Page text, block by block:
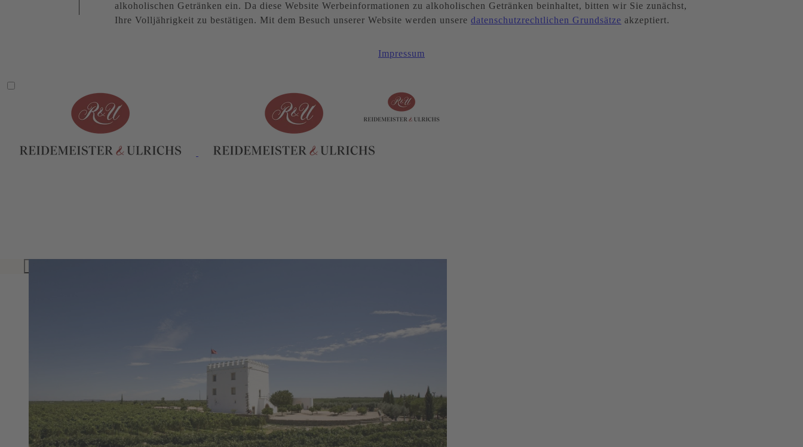
alkoholischen Getränken ein. Da diese Website Werbeinformationen zu alkoholischen Getränken beinhaltet, bitten wir Sie zunächst,
Ihre Volljährigkeit zu bestätigen. Mit dem Besuch unserer Website werden unsere datenschutzrechtlichen Grundsätze akzeptiert.
Impressum